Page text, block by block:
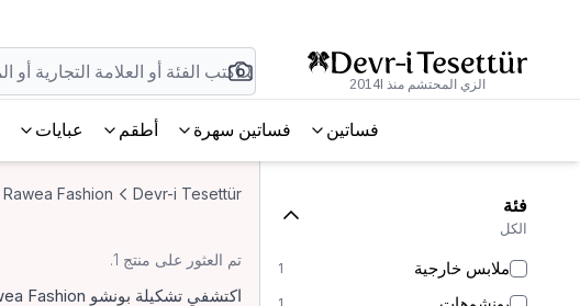
الزي المحتشم منذ 2014l
فساتين فساتين سهرة أطقم عبايات
فئة
الكل
ملابس خارجية 1
Devr-i Tesettür
Rawea Fashion
تم العثور على منتج 1.